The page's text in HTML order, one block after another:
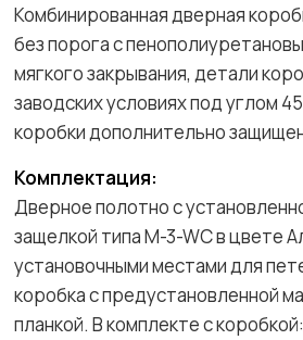
Комбинированная дверная
без порога с
мягкого закрывания, детали
заводских условиях под углом
коробки дополнительно
Комплектация:
Дверное полотно с
защелкой типа M-3-WC в цвете
установочными местами для
коробка с предустановленной
планкой. В комплекте с